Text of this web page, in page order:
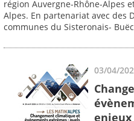
région Auvergne-Rhône-Alpes
Alpes. En partenariat avec des
communes du Sisteronais-
03/04/